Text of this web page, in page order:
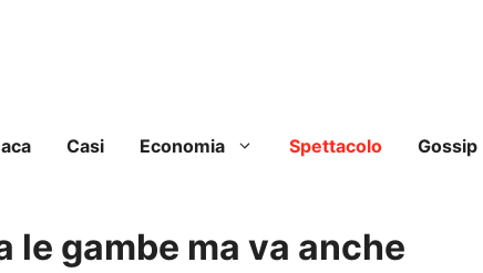
Casi Economia Spettacolo Gossip
le gambe ma va anche